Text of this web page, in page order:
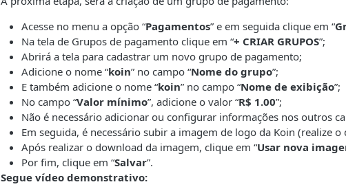
Acesse no menu a opção “Pagamentos” e em seguida clique em “
Na tela de Grupos de pagamento clique em “+ CRIAR GRUPOS”;
Abrirá a tela para cadastrar um novo grupo de pagamento;
Adicione o nome “koin” no campo “Nome do grupo”;
E também adicione o nome “koin” no campo “Nome de exibição”;
No campo “Valor mínimo”, adicione o valor “R$ 1.00”;
Não é necessário adicionar ou configurar informações nos outros
Em seguida, é necessário subir a imagem de logo da Koin (realize
Após realizar o download da imagem, clique em “Usar nova
Por fim, clique em “Salvar”.
Segue vídeo demonstrativo: